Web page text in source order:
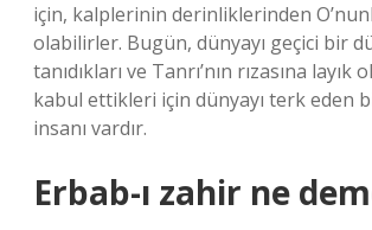
için, kalplerinin derinliklerinden
olabilirler. Bugün, dünyayı geçici bir
tanıdıkları ve Tanrı’nın rızasına layık
kabul ettikleri için dünyayı terk eden
insanı vardır.
Erbab-ı zahir ne